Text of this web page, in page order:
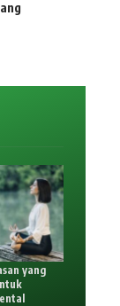
yang